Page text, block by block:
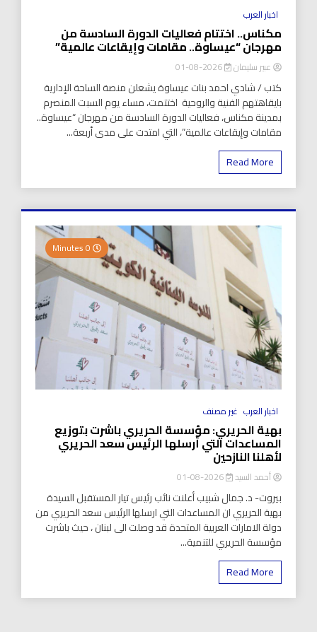
اخبار العرب
مكناس.. اختتام فعاليات الدورة السادسة من
مهرجان “عيساوة.. مقامات وإيقاعات عالمية”
عبير سليمان 2026-08-01
كتب / شادي احمد بنات عيساوة يشعلن منصة الساحة الإدارية
بايقاهتهم الفنية والروحية اختتمت، مساء يوم السبت المنصرم
بمدينة مكناس، فعاليات الدورة السادسة من مهرجان “عيساوة..
مقامات وإيقاعات عالمية”، التي امتدت على مدى أربعة...
Read More
اخبار العرب غير مصنف
بهية الحريري: مؤسسة الحريري باشرت بتوزيع
المساعدات التي أرسلها الرئيس سعد الحريري
لأهلنا النازحين
أحمد السيد 2026-08-01
بيروت- د. جمال شبيب أعلنت نائب رئيس تيار المستقبل السيدة
بهية الحريري ان المساعدات التي ارسلها الرئيس سعد الحريري من
دولة الامارات العربية المتحدة قد وصلت الى لبنان ، حيث باشرت
مؤسسة الحريري للتنمية...
Read More